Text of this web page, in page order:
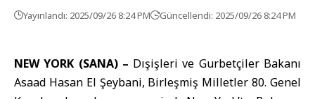
Yayınlandı: 2025/09/26 8:24 PM Güncellendi: 2025/09/26 8:24 PM
NEW YORK (SANA) – Dışişleri ve Gurbetçiler Bakanı
Asaad Hasan El Şeybani, Birleşmiş Milletler 80. Genel